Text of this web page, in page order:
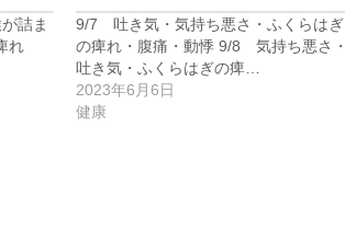
詰ま
れ
9/7 吐き気・気持ち悪さ・ふくらはぎ
の痺れ・腹痛・動悸 9/8 気持ち悪さ・
吐き気・ふくらはぎの痺…
2023年6月6日
健康